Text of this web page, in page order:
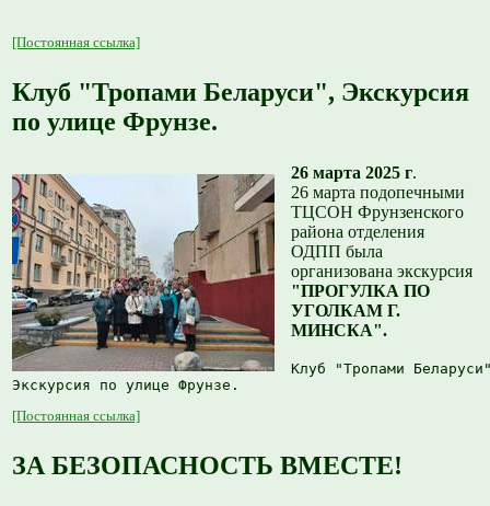
[Постоянная ссылка]
Клуб "Тропами Беларуси", Экскурсия
по улице Фрунзе.
26 марта 2025 г.
26 марта подопечными
ТЦСОН Фрунзенского
района отделения
ОДПП была
организована экскурсия
"ПРОГУЛКА ПО
УГОЛКАМ Г.
МИНСКА".
Клуб "Тропами
Экскурсия по улице Фрунзе.
[Постоянная ссылка]
ЗА БЕЗОПАСНОСТЬ ВМЕСТЕ!